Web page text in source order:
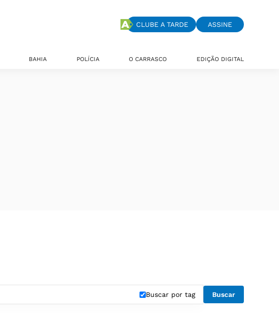
CLUBE A TARDE ASSINE
BAHIA POLÍCIA O CARRASCO EDIÇÃO DIGITAL
Buscar por tag Buscar